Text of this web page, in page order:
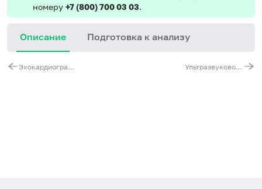
номеру +7 (800) 700 03 03.
Описание Подготовка к анализу
Эхокардиография (ЭХО-КГ) Ультразвуковое исследование матки и придатков (трансабдоминально)